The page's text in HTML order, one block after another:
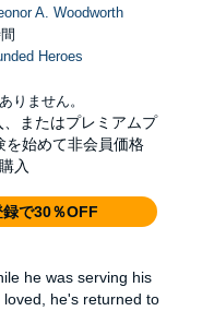
A. Woodworth
Heroes
りません。
、またはプレミアムプ
を始めて非会員価格
入
録で30％OFF
he was serving his
he's returned to